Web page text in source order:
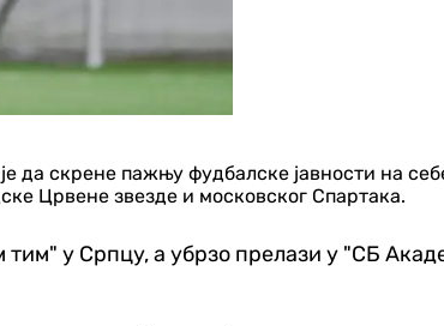
скрене пажњу фудбалске јавности на
Црвене звезде и московског Спартака.
у Српцу, а убрзо прелази у "СБ